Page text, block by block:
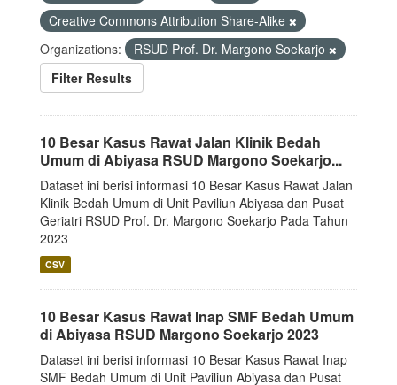
Creative Commons Attribution Share-Alike
Organizations:
RSUD Prof. Dr. Margono Soekarjo
Filter Results
10 Besar Kasus Rawat Jalan Klinik Bedah
Umum di Abiyasa RSUD Margono Soekarjo...
Dataset ini berisi informasi 10 Besar Kasus Rawat Jalan
Klinik Bedah Umum di Unit Paviliun Abiyasa dan Pusat
Geriatri RSUD Prof. Dr. Margono Soekarjo Pada Tahun
2023
CSV
10 Besar Kasus Rawat Inap SMF Bedah Umum
di Abiyasa RSUD Margono Soekarjo 2023
Dataset ini berisi informasi 10 Besar Kasus Rawat Inap
SMF Bedah Umum di Unit Paviliun Abiyasa dan Pusat